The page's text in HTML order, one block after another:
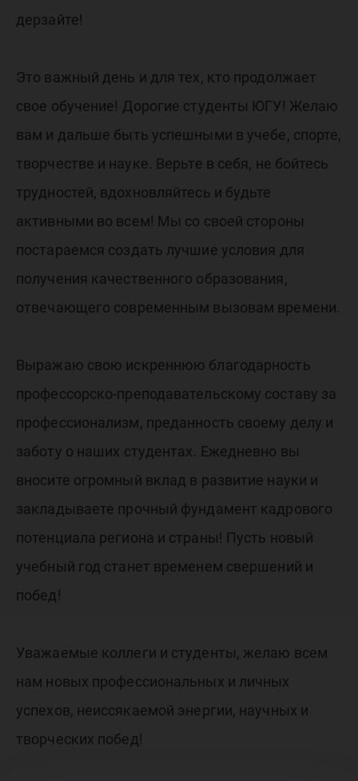
дерзайте!
Это важный день и для тех, кто продолжает
свое обучение! Дорогие студенты ЮГУ! Желаю
вам и дальше быть успешными в учебе, спорте,
творчестве и науке. Верьте в себя, не бойтесь
трудностей, вдохновляйтесь и будьте
активными во всем! Мы со своей стороны
постараемся создать лучшие условия для
получения качественного образования,
отвечающего современным вызовам времени.
Выражаю свою искреннюю благодарность
профессорско-преподавательскому составу за
профессионализм, преданность своему делу и
заботу о наших студентах. Ежедневно вы
вносите огромный вклад в развитие науки и
закладываете прочный фундамент кадрового
потенциала региона и страны! Пусть новый
учебный год станет временем свершений и
побед!
Уважаемые коллеги и студенты, желаю всем
нам новых профессиональных и личных
успехов, неиссякаемой энергии, научных и
творческих побед!